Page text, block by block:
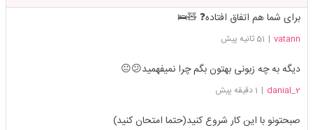
برای شما هم اتفاق افتاده❓ 🧸🛌
vatann
| 51 ثانیه پیش
دیگه به چه زبونی بهتون بگم چرا نمیفهمید😕😐
danial_2
| 1 دقیقه پیش
صبحتونو با این کار شروع کنید(حتما امتحان کنید)